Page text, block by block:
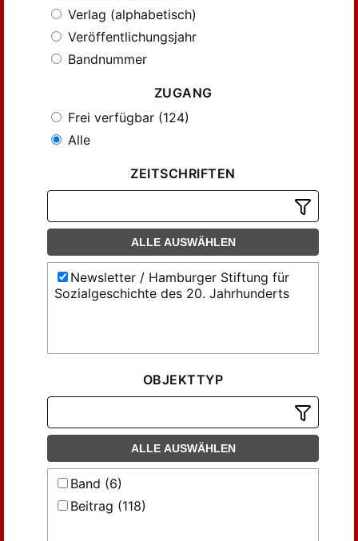
Verlag (alphabetisch)
Veröffentlichungsjahr
Bandnummer
ZUGANG
Frei verfügbar (124)
Alle
ZEITSCHRIFTEN
ALLE AUSWÄHLEN
Newsletter / Hamburger Stiftung für
Sozialgeschichte des 20. Jahrhunderts
OBJEKTTYP
ALLE AUSWÄHLEN
Band (6)
Beitrag (118)